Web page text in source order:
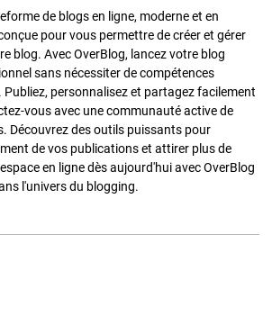
de blogs en ligne, moderne et en
pour vous permettre de créer et gérer
blog. Avec OverBlog, lancez votre blog
sans nécessiter de compétences
personnalisez et partagez facilement
vous avec une communauté active de
Découvrez des outils puissants pour
de vos publications et attirer plus de
en ligne dès aujourd'hui avec OverBlog
l'univers du blogging.